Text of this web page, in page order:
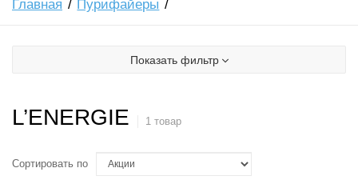
Главная Пурифайеры
Показать фильтр
L’ENERGIE 1 товар
Сортировать по